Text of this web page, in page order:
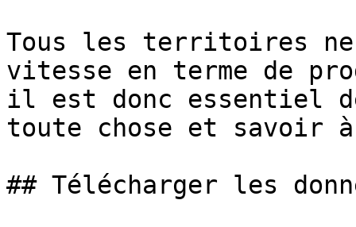
Tous les territoires ne
vitesse en terme de
il est donc essentiel
toute chose et savoir
## Télécharger les